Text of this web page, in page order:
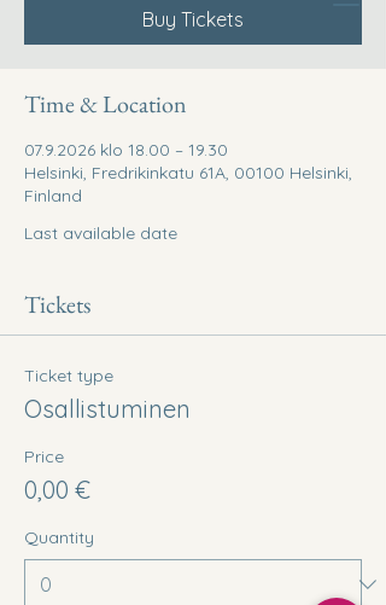
Buy Tickets
Time & Location
07.9.2026 klo 18.00 – 19.30
Helsinki, Fredrikinkatu 61A, 00100 Helsinki,
Finland
Last available date
Tickets
Ticket type
Osallistuminen
Price
0,00 €
Quantity